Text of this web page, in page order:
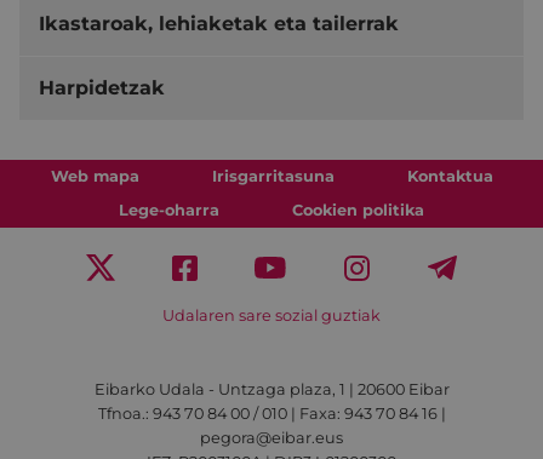
Ikastaroak, lehiaketak eta tailerrak
Harpidetzak
Web mapa Irisgarritasuna
Kontaktua
Lege-oharra
Cookien politika
Udalaren sare sozial guztiak
Eibarko Udala - Untzaga plaza, 1 | 20600 Eibar
Tfnoa.: 943 70 84 00 / 010 | Faxa: 943 70 84 16 |
pegora@eibar.eus